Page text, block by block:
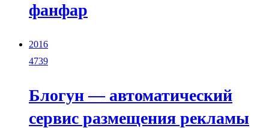
фанфар
2016
4739
Блогун — автоматический
сервис размещения рекламы